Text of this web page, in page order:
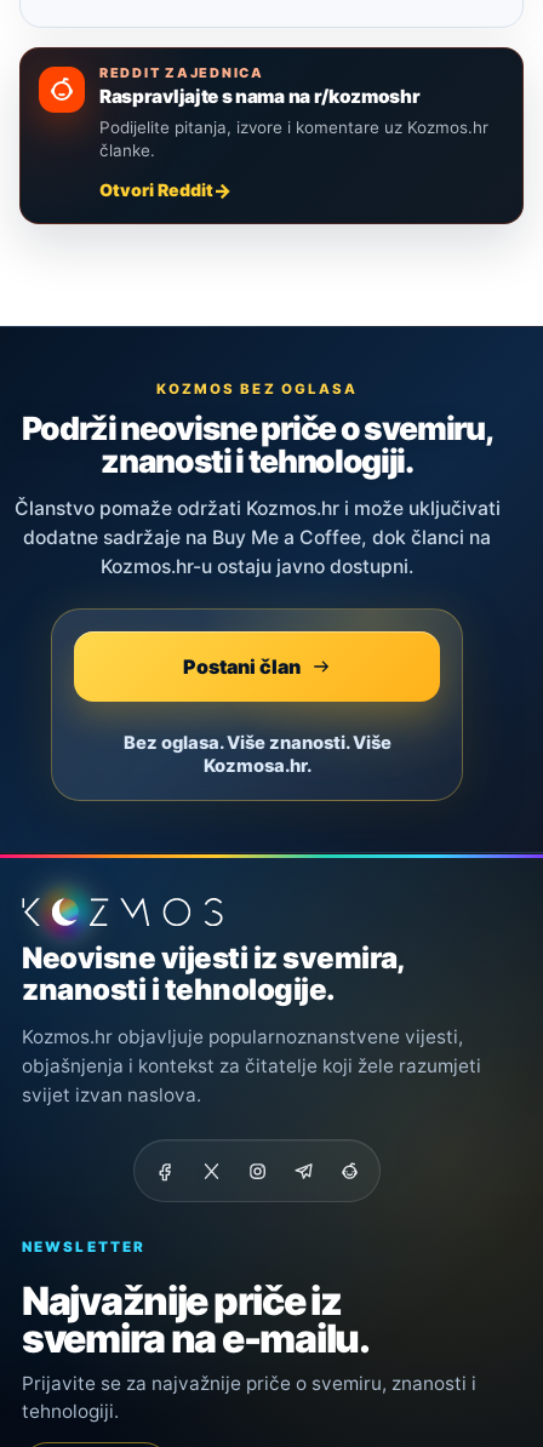
REDDIT ZAJEDNICA
Raspravljajte s nama na r/kozmoshr
Podijelite pitanja, izvore i komentare uz Kozmos.hr
članke.
Otvori Reddit
KOZMOS BEZ OGLASA
Podrži neovisne priče o svemiru,
znanosti i tehnologiji.
Članstvo pomaže održati Kozmos.hr i može uključivati
dodatne sadržaje na Buy Me a Coffee, dok članci na
Kozmos.hr-u ostaju javno dostupni.
Postani član
Bez oglasa. Više znanosti. Više
Kozmosa.hr.
Podnožje stranice
Neovisne vijesti iz svemira,
znanosti i tehnologije.
Kozmos.hr objavljuje popularnoznanstvene vijesti,
objašnjenja i kontekst za čitatelje koji žele razumjeti
svijet izvan naslova.
NEWSLETTER
Najvažnije priče iz
svemira na e-mailu.
Prijavite se za najvažnije priče o svemiru, znanosti i
tehnologiji.